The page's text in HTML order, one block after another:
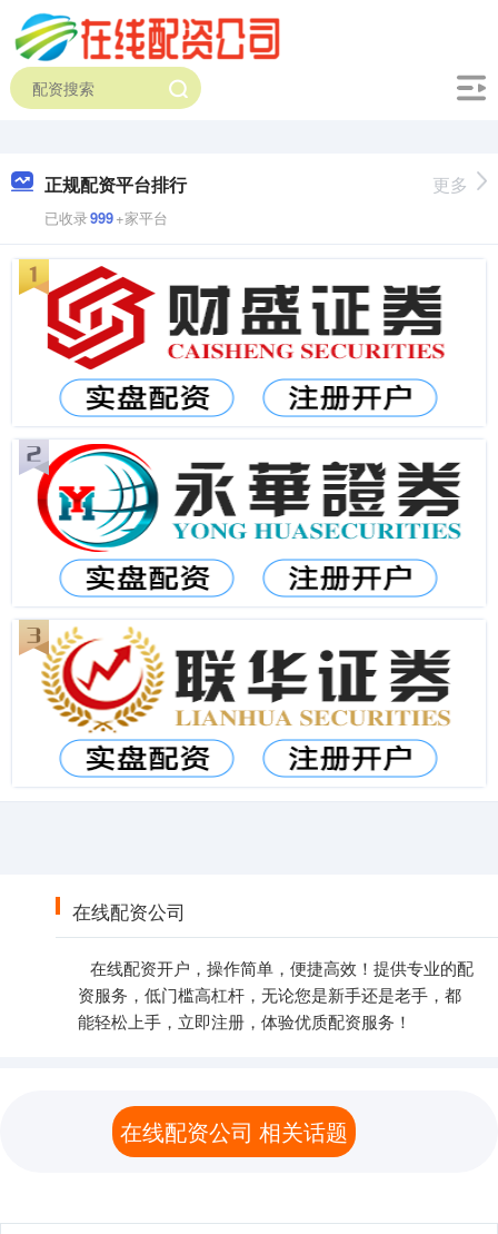
正规配资平台排行
已收录999+家平台
更多
在线配资公司
在线配资开户，操作简单，便捷高效！提供专业的配
资服务，低门槛高杠杆，无论您是新手还是老手，都
能轻松上手，立即注册，体验优质配资服务！
在线配资公司 相关话题